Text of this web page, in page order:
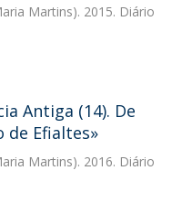
Martins). 2015. Diário
Antiga (14). De
de Efialtes»
Martins). 2016. Diário